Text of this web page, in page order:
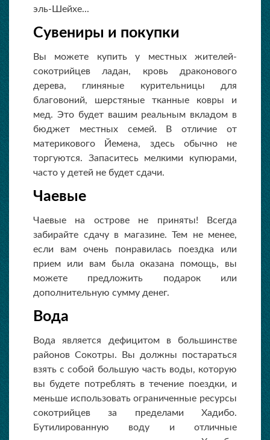
эль-Шейхе...
Сувениры и покупки
Вы можете купить у местных жителей-
сокотрийцев ладан, кровь драконового
дерева, глиняные курительницы для
благовоний, шерстяные тканные ковры и
мед. Это будет вашим реальным вкладом в
бюджет местных семей. В отличие от
материкового Йемена, здесь обычно не
торгуются. Запаситесь мелкими купюрами,
часто у детей не будет сдачи.
Чаевые
Чаевые на острове не приняты! Всегда
забирайте сдачу в магазине. Тем не менее,
если вам очень понравилась поездка или
прием или вам была оказана помощь, вы
можете предложить подарок или
дополнительную сумму денег.
Вода
Вода является дефицитом в большинстве
районов Сокотры. Вы должны постараться
взять с собой большую часть воды, которую
вы будете потреблять в течение поездки, и
меньше использовать ограниченные ресурсы
сокотрийцев за пределами Хадибо.
Бутилированную воду и отличные